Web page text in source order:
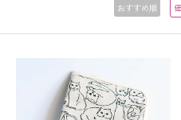
おすすめ順